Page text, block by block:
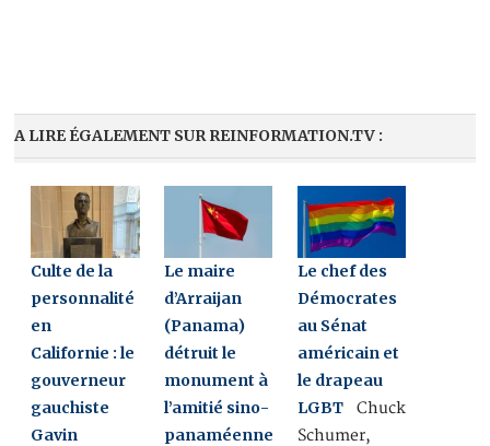
A LIRE ÉGALEMENT SUR REINFORMATION.TV :
Culte de la
personnalité
en
Californie : le
gouverneur
gauchiste
Gavin
Le maire
d’Arraijan
(Panama)
détruit le
monument à
l’amitié sino-
panaméenne
Le chef des
Démocrates
au Sénat
américain et
le drapeau
LGBT Chuck
Schumer,